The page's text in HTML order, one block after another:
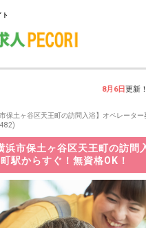
ト
8月6日更新
市保土ヶ谷区天王町の訪問入浴】オペレータ
浜市保土ヶ谷区天王町の訪問
駅からすぐ！無資格OK！